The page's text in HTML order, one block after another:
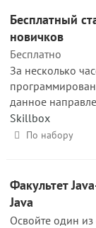
Бесплатный
новичков
Бесплатно
За несколько
данное
Skillbox
По набору
Факультет
Java
Освойте один